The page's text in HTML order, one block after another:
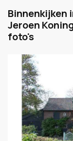
Binnenkijken
Jeroen
foto's